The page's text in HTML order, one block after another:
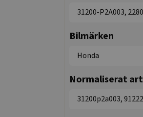
31200-P2A003,
Bilmärken
Honda
Normaliserat
31200p2a003,